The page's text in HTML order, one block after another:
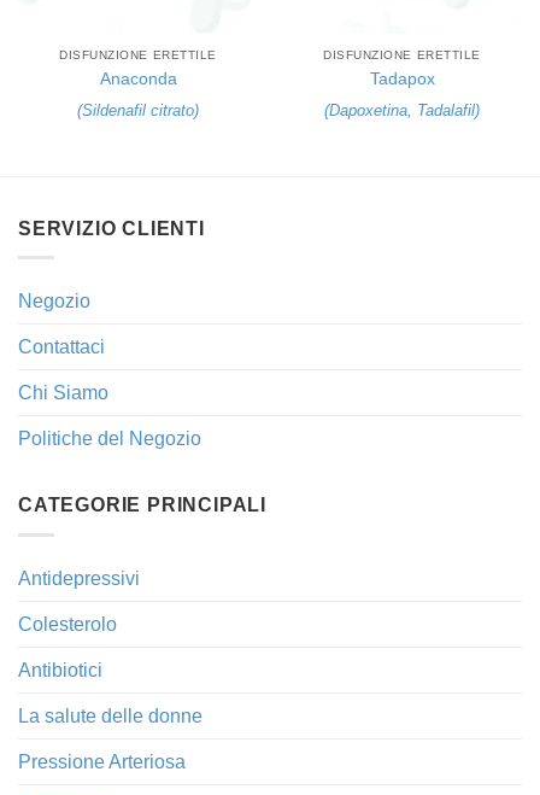
DISFUNZIONE ERETTILE
Anaconda
(Sildenafil citrato)
DISFUNZIONE ERETTILE
Tadapox
(Dapoxetina Tadalafil)
SERVIZIO CLIENTI
Negozio
Contattaci
Chi Siamo
Politiche del Negozio
CATEGORIE PRINCIPALI
Antidepressivi
Colesterolo
Antibiotici
La salute delle donne
Pressione Arteriosa